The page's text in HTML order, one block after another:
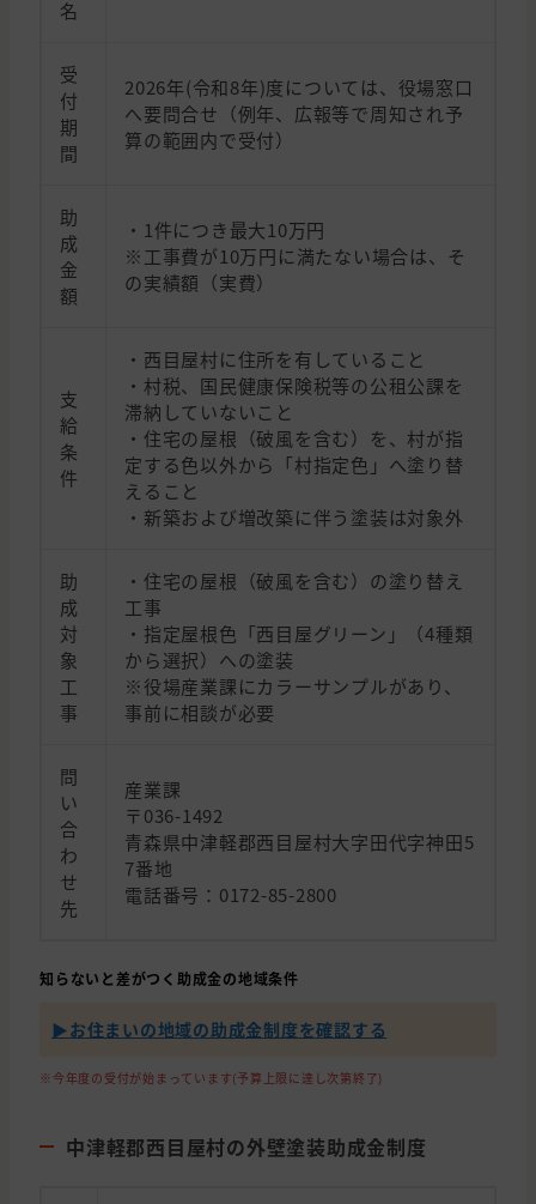
名
受
付
期
間
2026年(令和8年)度については、役場窓口
へ要問合せ（例年、広報等で周知され予
算の範囲内で受付）
助
成
金
額
・1件につき最大10万円
※工事費が10万円に満たない場合は、そ
の実績額（実費）
支
給
条
件
・西目屋村に住所を有していること
・村税、国民健康保険税等の公租公課を
滞納していないこと
・住宅の屋根（破風を含む）を、村が指
定する色以外から「村指定色」へ塗り替
えること
・新築および増改築に伴う塗装は対象外
助
成
対
象
工
事
・住宅の屋根（破風を含む）の塗り替え
工事
・指定屋根色「西目屋グリーン」（4種類
から選択）への塗装
※役場産業課にカラーサンプルがあり、
事前に相談が必要
問
い
合
わ
せ
先
産業課
〒036-1492
青森県中津軽郡西目屋村大字田代字神田5
7番地
電話番号：0172-85-2800
知らないと差がつく助成金の地域条件
▶︎お住まいの地域の助成金制度を確認する
※今年度の受付が始まっています(予算上限に達し次第終了)
中津軽郡西目屋村の外壁塗装助成金制度